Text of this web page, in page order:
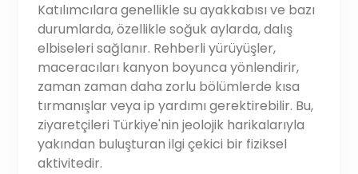
Katılımcılara genellikle su ayakkabısı ve bazı
durumlarda, özellikle soğuk aylarda, dalış
elbiseleri sağlanır. Rehberli yürüyüşler,
maceracıları kanyon boyunca yönlendirir,
zaman zaman daha zorlu bölümlerde kısa
tırmanışlar veya ip yardımı gerektirebilir. Bu,
ziyaretçileri Türkiye'nin jeolojik harikalarıyla
yakından buluşturan ilgi çekici bir fiziksel
aktivitedir.